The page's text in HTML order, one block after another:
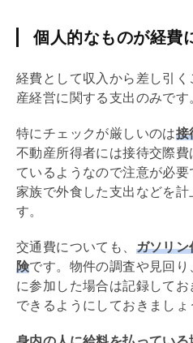
個人的なものが経費
経費として収入から差し引
産経営に関する支出のみです
特にチェックが厳しいのは接
不動産所得者には接待交際費
ているようなので注意が必
家族で外食した支出などを計
す。
交通費についても、 ガソリン
険です。物件の調査や見回
に参加した場合は記録して
できるようにしておきましょ